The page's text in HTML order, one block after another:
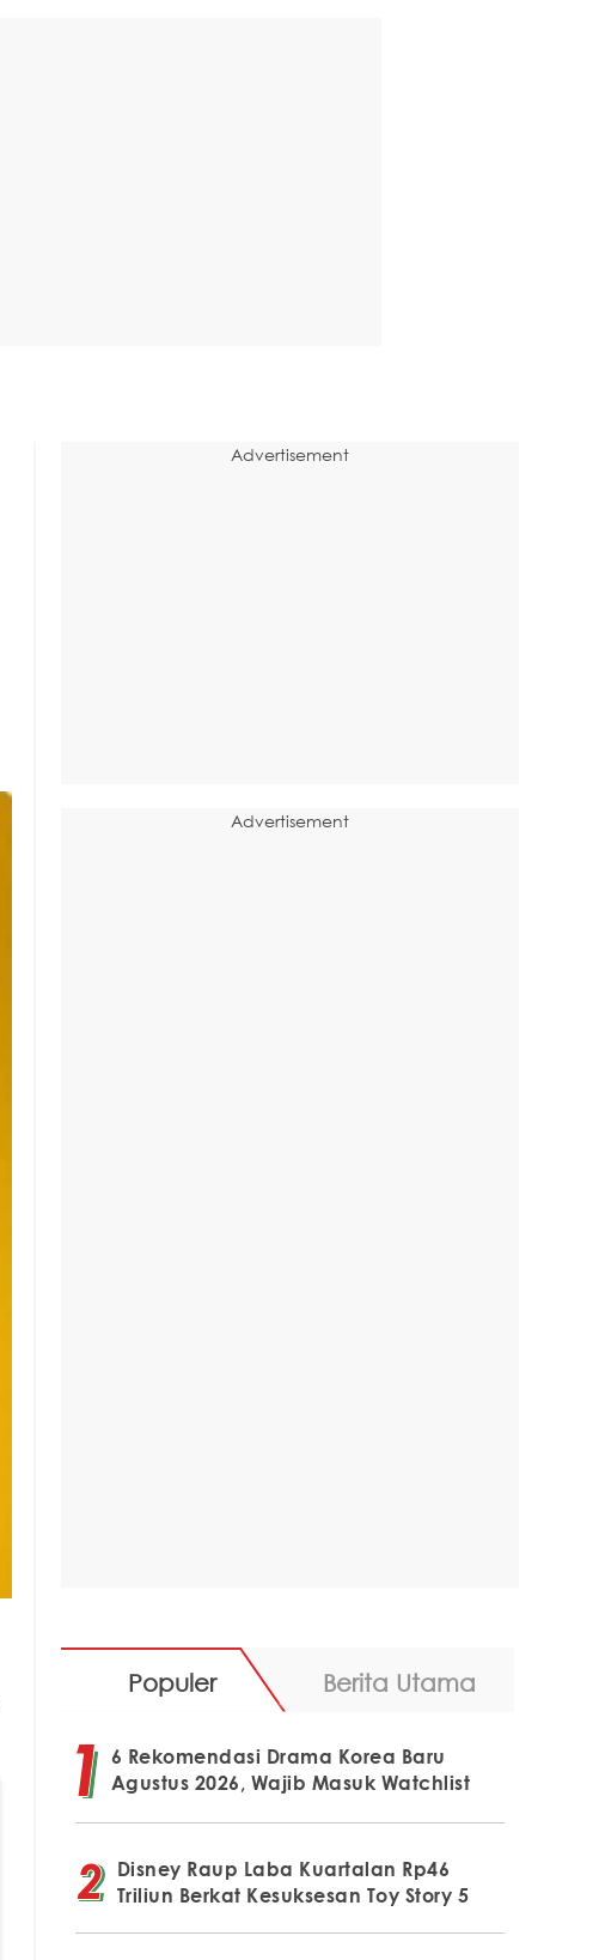
Advertisement
Advertisement
Populer Berita Utama
6 Rekomendasi Drama Korea Baru
Agustus 2026, Wajib Masuk Watchlist
Disney Raup Laba Kuartalan Rp46
Triliun Berkat Kesuksesan Toy Story 5